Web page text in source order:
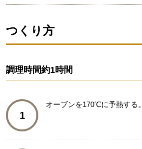
つくり方
調理時間約1時間
1
オーブンを170℃に予熱する。